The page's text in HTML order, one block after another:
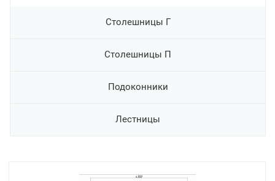
Столешницы Г
Столешницы П
Подоконники
Лестницы